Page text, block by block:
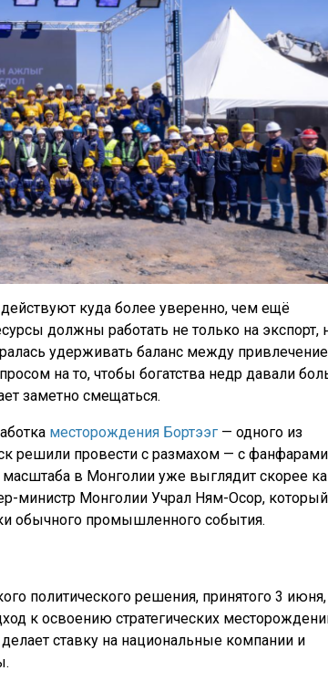
куда более уверенно, чем ещё
должны работать не только на экспорт,
удерживать баланс между
на то, чтобы богатства недр давали
заметно смещаться.
месторождения Бортээг — одного из
решили провести с размахом — с
в Монголии уже выглядит скорее
министр Монголии Учрал Ням-Осор, который
обычного промышленного события.
политического решения, принятого 3 июня,
к освоению стратегических
ставку на национальные компании и